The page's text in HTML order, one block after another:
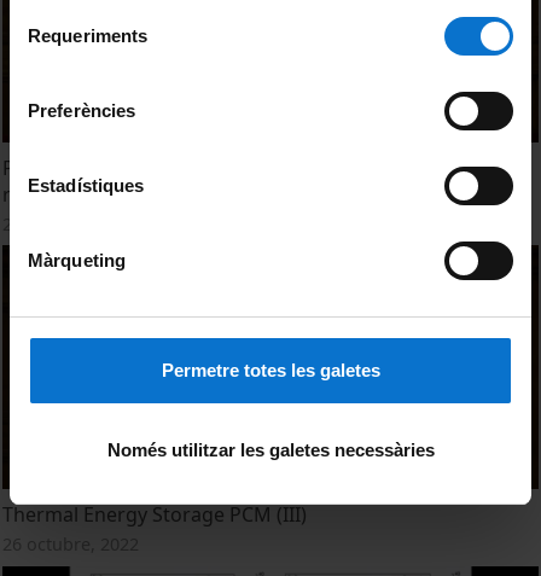
consultar laPolítica de galetes del lloc web de la
Requeriments
Preferències
Estadístiques
Màrqueting
Permetre totes les galetes
Només utilitzar les galetes necessàries
Plenary Session: L.F. Cabeza Thermal energy storage: is
research lost in roadmaps?
Thermal Energy Storage PCM (III)
26 octubre, 2022